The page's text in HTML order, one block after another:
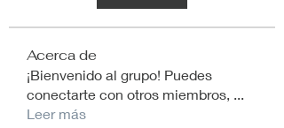
Acerca de
¡Bienvenido al grupo! Puedes
conectarte con otros miembros, ...
Leer más